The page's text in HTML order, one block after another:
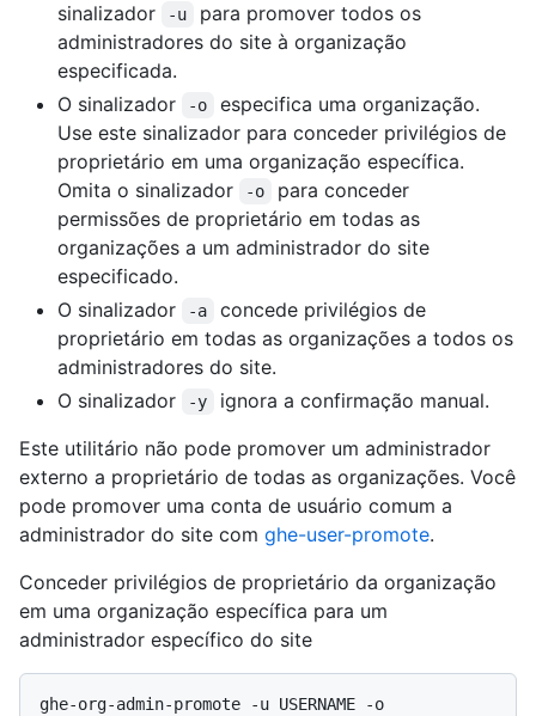
sinalizador
-u
para promover todos os
administradores do site à organização
especificada.
O sinalizador
-o
especifica uma organização.
Use este sinalizador para conceder privilégios de
proprietário em uma organização específica.
Omita o sinalizador
-o
para conceder
permissões de proprietário em todas as
organizações a um administrador do site
especificado.
O sinalizador
-a
concede privilégios de
proprietário em todas as organizações a todos os
administradores do site.
O sinalizador
-y
ignora a confirmação manual.
Este utilitário não pode promover um administrador
externo a proprietário de todas as organizações. Você
pode promover uma conta de usuário comum a
administrador do site com ghe-user-promote.
Conceder privilégios de proprietário da organização
em uma organização específica para um
administrador específico do site
ghe-org-admin-promote -u USERNAME -o